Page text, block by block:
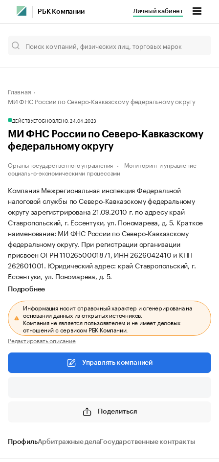
РБК Компании Личный кабинет
Главная
МИ ФНС России по Северо-Кавказскому федеральному округу
ДЕЙСТВУЕТОБНОВЛЕНО, 24.04.2023
МИ ФНС России по Северо-Кавказскому
федеральному округу
Органы государственного управления
Мониторинг и управление
социально-экономическими процессами
Компания Межрегиональная инспекция Федеральной
налоговой службы по Северо-Кавказскому федеральному
округу зарегистрирована 21.09.2010 г. по адресу край
Ставропольский, г. Ессентуки, ул. Пономарева, д. 5. Краткое
наименование: МИ ФНС России по Северо-Кавказскому
федеральному округу. При регистрации организации
присвоен ОГРН 1102650001871, ИНН 2626042410 и КПП
262601001. Юридический адрес: край Ставропольский, г.
Ессентуки, ул. Пономарева, д. 5.
Подробнее
Информация носит справочный характер и сгенерирована на
основании данных из открытых источников.
Компания не является пользователем и не имеет деловых
отношений с сервисом РБК Компании.
Редактировать описание
Управлять компанией
Поделиться
ПрофильАрбитражные дела Государственные контракты